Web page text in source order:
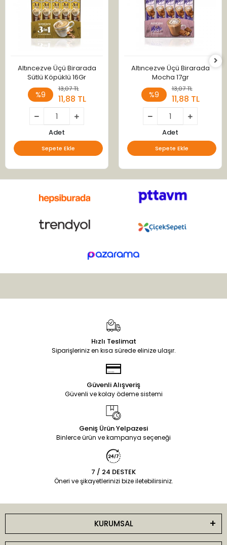
Altıncezve Üçü Birarada
Sütlü Köpüklü 16Gr
%9
13,07 TL
11,88 TL
Adet
Sepete Ekle
Altıncezve Üçü Birarada
Mocha 17gr
%9
13,07 TL
11,88 TL
Adet
Sepete Ekle
Hızlı Teslimat
Siparişleriniz en kısa sürede elinize ulaşır.
Güvenli Alışveriş
Güvenli ve kolay ödeme sistemi
Geniş Ürün Yelpazesi
Binlerce ürün ve kampanya seçeneği
7 / 24 DESTEK
Öneri ve şikayetlerinizi bize iletebilirsiniz.
KURUMSAL